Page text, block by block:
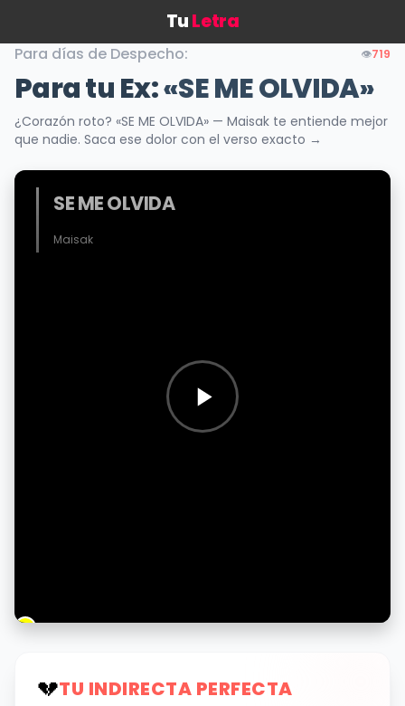
TuLetra
Para días de Despecho: 👁️719
Para tu Ex:«SE ME OLVIDA»
¿Corazón roto? «SE ME OLVIDA» — Maisak te entiende mejor
que nadie. Saca ese dolor con el verso exacto →
SE ME OLVIDA
Maisak
💔TU INDIRECTA PERFECTA